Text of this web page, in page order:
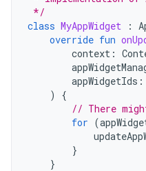
*/
class MyAppWidget :
override fun
context :
appWidgetIds :
)
{
// There
for (
}
}